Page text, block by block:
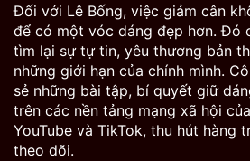
Đối với Lê Bống, việc giảm cân
để có một vóc dáng đẹp hơn. Đó
tìm lại sự tự tin, yêu thương bản
những giới hạn của chính mình.
sẻ những bài tập, bí quyết giữ
trên các nền tảng mạng xã hội
YouTube và TikTok, thu hút hàng
theo dõi.